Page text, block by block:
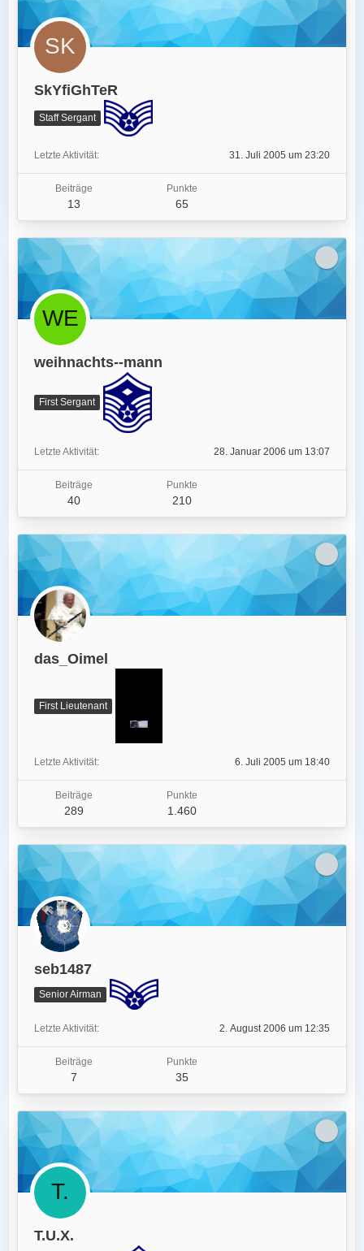
SkYfiGhTeR
Staff Sergant
Letzte Aktivität 31. Juli 2005 um 23:20
Beiträge
13
Punkte
65
weihnachts--mann
First Sergant
Letzte Aktivität 28. Januar 2006 um 13:07
Beiträge
40
Punkte
210
das_Oimel
First Lieutenant
Letzte Aktivität 6. Juli 2005 um 18:40
Beiträge
289
Punkte
1.460
seb1487
Senior Airman
Letzte Aktivität 2. August 2006 um 12:35
Beiträge
7
Punkte
35
T.U.X.